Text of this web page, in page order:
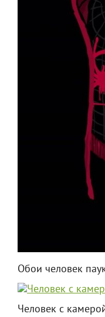
Обои человек
Человек с